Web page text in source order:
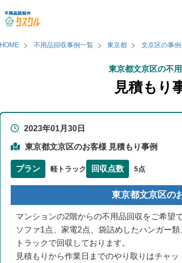
HOME 不用品回収事例一覧 東京都 文京区の事例
東京都文京区の不
見積もり
2023年01月30日
東京都文京区のお客様 見積もり事例
プラン 軽トラック 回収点数 5点
東京都文京区の
マンションの2階からの不用品回収をご希望で
ソファ1点、家電2点、袋詰めしたハンガー
トラックで回収しております。
見積もりから作業日までのやり取りはチャッ